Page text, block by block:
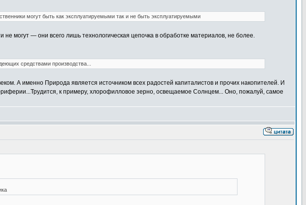
могут быть как эксплуатируемыми так и не быть эксплуатируемыми
могут — они всего лишь технологическая цепочка в обработке материалов, не более.
средствами производства...
А именно Природа является источником всех радостей капиталистов и прочих накопителей. И
к примеру, хлорофилловое зерно, освещаемое Солнцем... Оно, пожалуй, самое